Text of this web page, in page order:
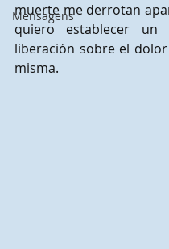
Mensagens
muerte me derrotan
quiero establecer un
liberación sobre el
misma.